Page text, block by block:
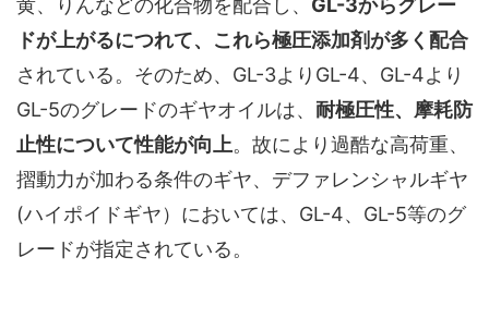
黄、りんなどの化合物を配合し、 GL-3からグレー
ドが上がるにつれて、これら極圧添加剤が多く配合
されている。そのため、GL-3よりGL-4、GL-4より
GL-5のグレードのギヤオイルは、 耐極圧性、摩耗防
止性について性能が向上。故により過酷な高荷重、
摺動力が加わる条件のギヤ、デファレンシャルギヤ
(ハイポイドギヤ）においては、GL-4、GL-5等のグ
レードが指定されている。